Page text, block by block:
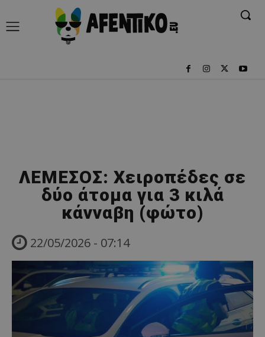
ΛΕΜΕΣΟΣ: Χειροπέδες σε
δύο άτομα για 3 κιλά
κάνναβη (φώτο)
22/05/2026 - 07:14